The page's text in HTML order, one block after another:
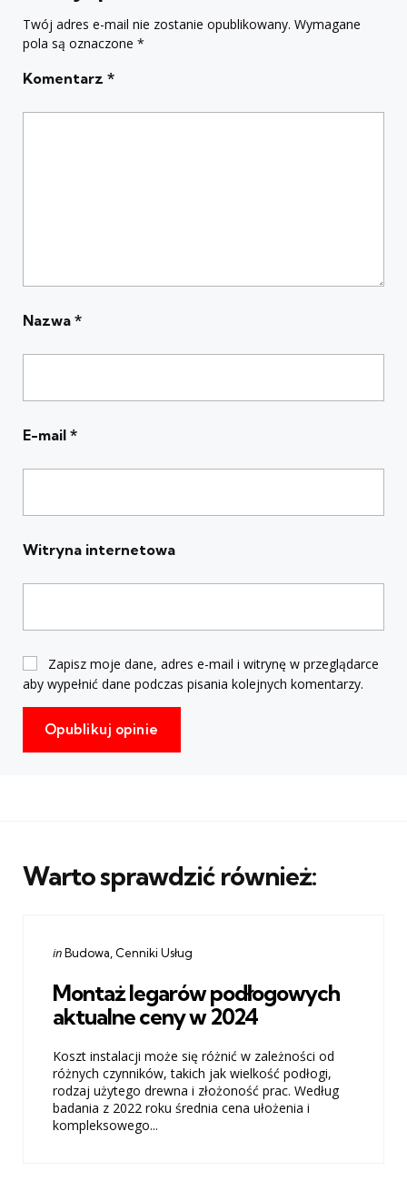
Twój adres e-mail nie zostanie opublikowany. Wymagane
pola są oznaczone *
Komentarz *
Nazwa *
E-mail *
Witryna internetowa
Zapisz moje dane, adres e-mail i witrynę w przeglądarce
aby wypełnić dane podczas pisania kolejnych komentarzy.
Warto sprawdzić również:
Categories
Posted
inBudowa Cenniki Usług
Montaż legarów podłogowych
aktualne ceny w 2024
Koszt instalacji może się różnić w zależności od
różnych czynników, takich jak wielkość podłogi,
rodzaj użytego drewna i złożoność prac. Według
badania z 2022 roku średnia cena ułożenia i
kompleksowego...